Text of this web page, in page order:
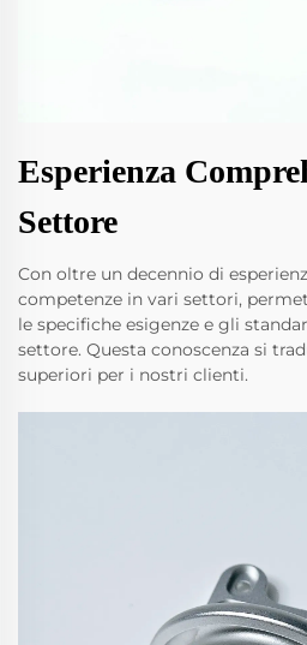
Esperienza
Settore
Con oltre un decennio di
competenze in vari settori,
le specifiche esigenze e gli
settore. Questa conoscenza si
superiori per i nostri clienti.